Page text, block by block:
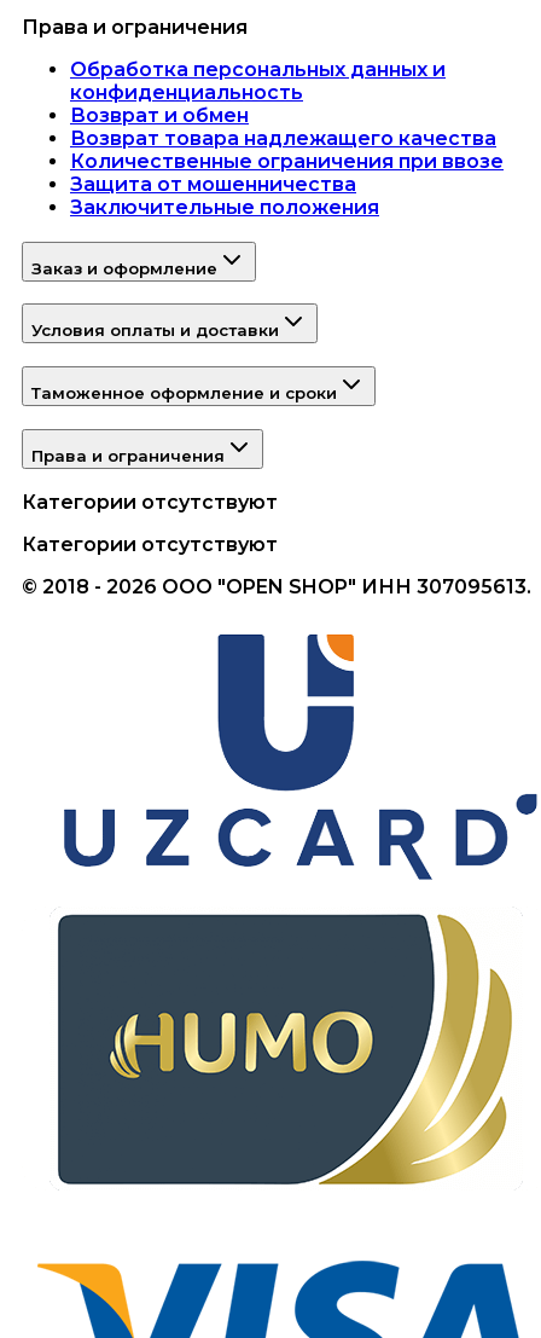
Права и ограничения
Обработка персональных данных и
конфиденциальность
Возврат и обмен
Возврат товара надлежащего качества
Количественные ограничения при ввозе
Защита от мошенничества
Заключительные положения
Заказ и оформление
Условия оплаты и доставки
Таможенное оформление и сроки
Права и ограничения
Категории отсутствуют
Категории отсутствуют
© 2018 - 2026 ООО "OPEN SHOP" ИНН 307095613.